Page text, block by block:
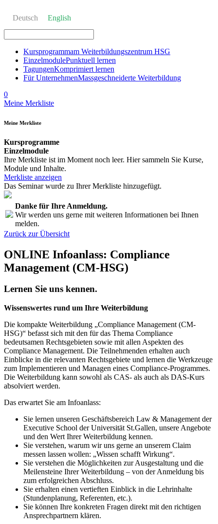
Deutsch English
Kursprogrammam Weiterbildungszentrum HSG
EinzelmodulePunktuell lernen
TagungenKomprimiert lernen
Für UnternehmenMassgeschneiderte Weiterbildung
0
Meine Merkliste
Meine Merkliste
Kursprogramme
Einzelmodule
Ihre Merkliste ist im Moment noch leer. Hier sammeln Sie Kurse,
Module und Inhalte.
Merkliste anzeigen
Das Seminar wurde zu Ihrer Merkliste hinzugefügt.
Danke für Ihre Anmeldung.
Wir werden uns gerne mit weiteren Informationen bei Ihnen
melden.
Zurück zur Übersicht
ONLINE Infoanlass: Compliance
Management (CM-HSG)
Lernen Sie uns kennen.
Wissenswertes rund um Ihre Weiterbildung
Die kompakte Weiterbildung „Compliance Management (CM-
HSG)“ befasst sich mit den für das Thema Compliance
bedeutsamen Rechtsgebieten sowie mit allen Aspekten des
Compliance Management. Die Teilnehmenden erhalten auch
Einblicke in die relevanten Rechtsgebiete und lernen die Werkzeuge
zum Implementieren und Managen eines Compliance-Programmes.
Die Weiterbildung kann sowohl als CAS- als auch als DAS-Kurs
absolviert werden.
Das erwartet Sie am Infoanlass:
Sie lernen unseren Geschäftsbereich Law & Management der
Executive School der Universität St.Gallen, unsere Angebote
und den Wert Ihrer Weiterbildung kennen.
Sie verstehen, warum wir uns gerne an unserem Claim
messen lassen wollen: „Wissen schafft Wirkung“.
Sie verstehen die Möglichkeiten zur Ausgestaltung und die
Meilensteine Ihrer Weiterbildung – von der Anmeldung bis
zum erfolgreichen Abschluss.
Sie erhalten einen vertieften Einblick in die Lehrinhalte
(Stundenplanung, Referenten, etc.).
Sie können Ihre konkreten Fragen direkt mit den richtigen
Ansprechpartnern klären.